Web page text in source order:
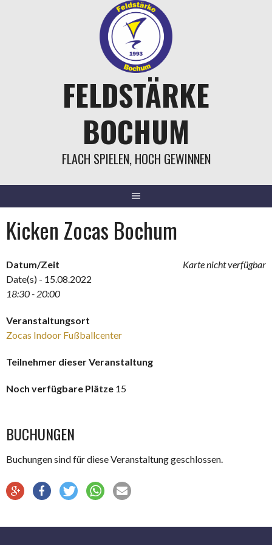
FELDSTÄRKE
BOCHUM
FLACH SPIELEN, HOCH GEWINNEN
Kicken Zocas Bochum
Karte nicht verfügbar
Datum/Zeit
Date(s) - 15.08.2022
18:30 - 20:00
Veranstaltungsort
Zocas Indoor Fußballcenter
Teilnehmer dieser Veranstaltung
Noch verfügbare Plätze 15
BUCHUNGEN
Buchungen sind für diese Veranstaltung geschlossen.